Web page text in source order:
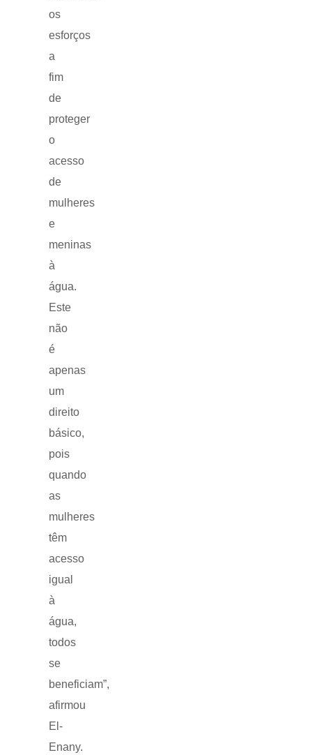
os
esforços
a
fim
de
proteger
o
acesso
de
mulheres
e
meninas
à
água.
Este
não
é
apenas
um
direito
básico,
pois
quando
as
mulheres
têm
acesso
igual
à
água,
todos
se
beneficiam”,
afirmou
El-
Enany.